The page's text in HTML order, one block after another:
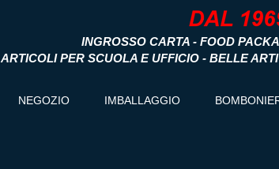
INGROSSO CARTA - FOOD
ARTICOLI PER SCUOLA E UFFICIO - BELLE
NEGOZIO IMBALLAGGIO